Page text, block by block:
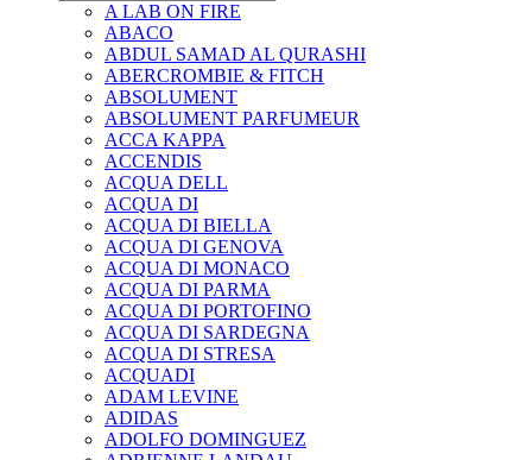
A LAB ON FIRE
ABACO
ABDUL SAMAD AL QURASHI
ABERCROMBIE & FITCH
ABSOLUMENT
ABSOLUMENT PARFUMEUR
ACCA KAPPA
ACCENDIS
ACQUA DELL
ACQUA DI
ACQUA DI BIELLA
ACQUA DI GENOVA
ACQUA DI MONACO
ACQUA DI PARMA
ACQUA DI PORTOFINO
ACQUA DI SARDEGNA
ACQUA DI STRESA
ACQUADI
ADAM LEVINE
ADIDAS
ADOLFO DOMINGUEZ